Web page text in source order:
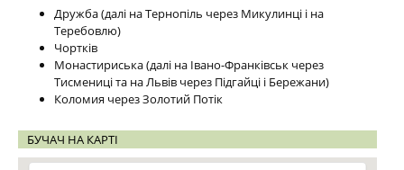
Дружба (далі на Тернопіль через Микулинці і на
Теребовлю)
Чортків
Монастириська (далі на Івано-Франківськ через
Тисмениці та на Львів через Підгайці і Бережани)
Коломия через Золотий Потік
БУЧАЧ НА КАРТІ